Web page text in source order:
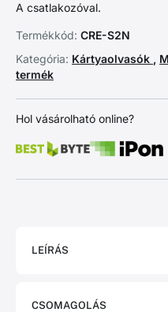
A csatlakozóval.
Termékkód: CRE-S2N
Kategória: Kártyaolvasók ,
termék
Hol vásárolható online?
LEÍRÁS
CSOMAGOLÁS